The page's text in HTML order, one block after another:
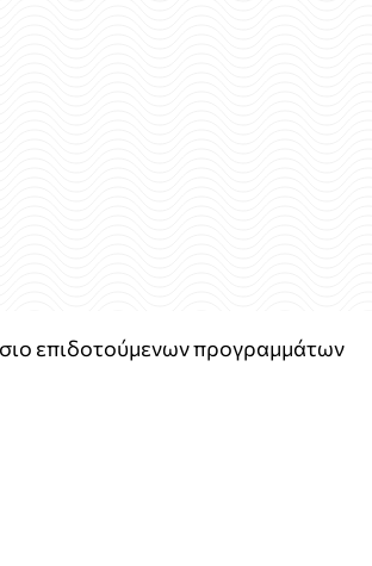
επιδοτούμενων προγραμμάτων